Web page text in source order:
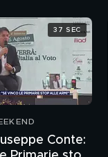
Conte:
37 SEC